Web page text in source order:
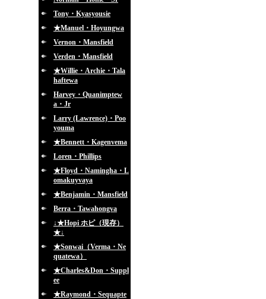
Tony・Kyasyousie
★Manuel・Hoyungwa
Vernon・Mansfield
Verden・Mansfield
★Willie・Archie・Tala
haftewa
Harvey・Quanimptew
a・Jr
Larry (Lawrence)・Poo
youma
★Bennett・Kagenvema
Loren・Phillips
★Floyd・Namingha・L
omakuyvaya
★Benjamin・Mansfield
Berra・Tawahongva
↓★Hopi ホピ（現存）
★↓
★Sonwai（Verma・Ne
quatewa）
★Charles&Don・Suppl
ee
★Raymond・Sequapte